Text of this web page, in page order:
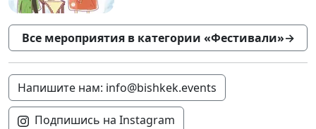
Все мероприятия в категории «Фестивали»→
Напишите нам: info@bishkek.events
Подпишись на Instagram